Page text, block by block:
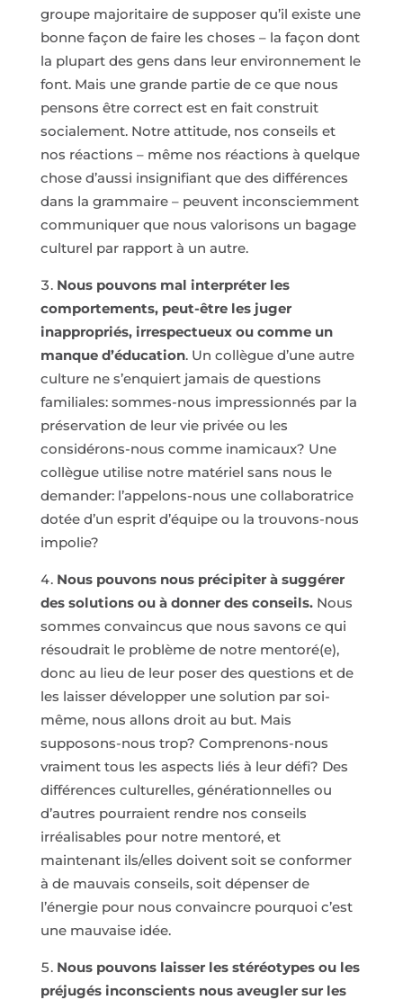
groupe majoritaire de supposer qu’il existe une
bonne façon de faire les choses – la façon dont
la plupart des gens dans leur environnement le
font. Mais une grande partie de ce que nous
pensons être correct est en fait construit
socialement. Notre attitude, nos conseils et
nos réactions – même nos réactions à quelque
chose d’aussi insignifiant que des différences
dans la grammaire – peuvent inconsciemment
communiquer que nous valorisons un bagage
culturel par rapport à un autre.
Nous pouvons mal interpréter les
comportements, peut-être les juger
inappropriés, irrespectueux ou comme un
manque d’éducation. Un collègue d’une autre
culture ne s’enquiert jamais de questions
familiales: sommes-nous impressionnés par la
préservation de leur vie privée ou les
considérons-nous comme inamicaux? Une
collègue utilise notre matériel sans nous le
demander: l’appelons-nous une collaboratrice
dotée d’un esprit d’équipe ou la trouvons-nous
impolie?
Nous pouvons nous précipiter à suggérer
des solutions ou à donner des conseils.Nous
sommes convaincus que nous savons ce qui
résoudrait le problème de notre mentoré(e),
donc au lieu de leur poser des questions et de
les laisser développer une solution par soi-
même, nous allons droit au but. Mais
supposons-nous trop? Comprenons-nous
vraiment tous les aspects liés à leur défi? Des
différences culturelles, générationnelles ou
d’autres pourraient rendre nos conseils
irréalisables pour notre mentoré, et
maintenant ils/elles doivent soit se conformer
à de mauvais conseils, soit dépenser de
l’énergie pour nous convaincre pourquoi c’est
une mauvaise idée.
Nous pouvons laisser les stéréotypes ou les
préjugés inconscients nous aveugler sur les